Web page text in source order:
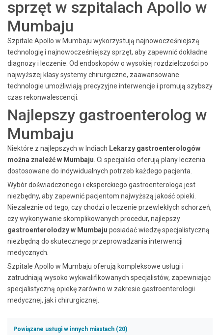
sprzęt w szpitalach Apollo w
Mumbaju
Szpitale Apollo w Mumbaju wykorzystują najnowocześniejszą
technologię i najnowocześniejszy sprzęt, aby zapewnić dokładne
diagnozy i leczenie. Od endoskopów o wysokiej rozdzielczości po
najwyższej klasy systemy chirurgiczne, zaawansowane
technologie umożliwiają precyzyjne interwencje i promują szybszy
czas rekonwalescencji.
Najlepszy gastroenterolog w
Mumbaju
Niektóre z najlepszych w Indiach Lekarzy gastroenterologów
można znaleźć w Mumbaju . Ci specjaliści oferują plany leczenia
dostosowane do indywidualnych potrzeb każdego pacjenta.
Wybór doświadczonego i eksperckiego gastroenterologa jest
niezbędny, aby zapewnić pacjentom najwyższą jakość opieki.
Niezależnie od tego, czy chodzi o leczenie przewlekłych schorzeń,
czy wykonywanie skomplikowanych procedur, najlepszy
gastroenterolodzy w Mumbaju posiadać wiedzę specjalistyczną
niezbędną do skutecznego przeprowadzania interwencji
medycznych.
Szpitale Apollo w Mumbaju oferują kompleksowe usługi i
zatrudniają wysoko wykwalifikowanych specjalistów, zapewniając
specjalistyczną opiekę zarówno w zakresie gastroenterologii
medycznej, jak i chirurgicznej.
Powiązane usługi w innych miastach (20)